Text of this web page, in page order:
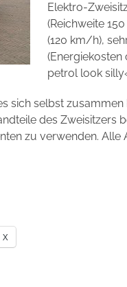
Elektro-
(Reichweite
(120 km/h),
(Energiekosten
petrol look
sich selbst
des Zweisitzers
zu verwenden. Alle
X